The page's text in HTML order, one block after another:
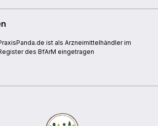
ist als Arzneimittelhändler im
des BfArM eingetragen